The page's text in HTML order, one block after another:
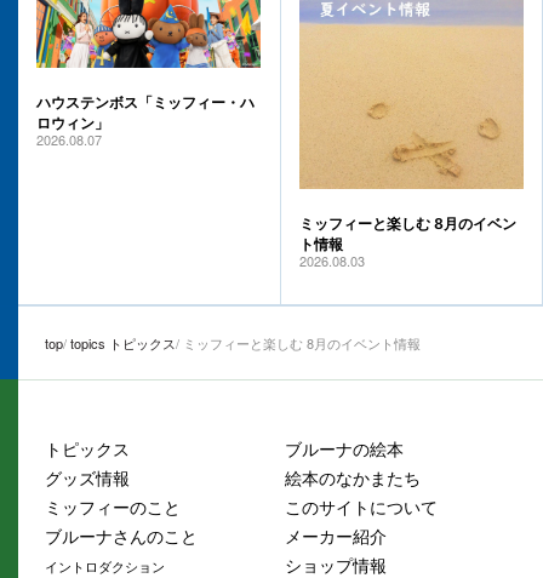
ハウステンボス「ミッフィー・ハ
ロウィン」
2026.08.07
ミッフィーと楽しむ 8月のイベン
ト情報
2026.08.03
top topics トピックス ミッフィーと楽しむ 8月のイベント情報
トピックス
グッズ情報
ミッフィーのこと
ブルーナさんのこと
イントロダクション
ブルーナの絵本
絵本のなかまたち
このサイトについて
メーカー紹介
ショップ情報